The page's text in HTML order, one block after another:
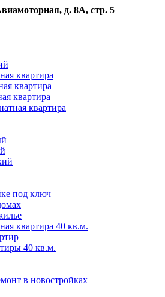
д. 8А, стр. 5
квартира
квартира
квартира
квартира
под ключ
квартира 40 кв.м.
40 кв.м.
в новостройках